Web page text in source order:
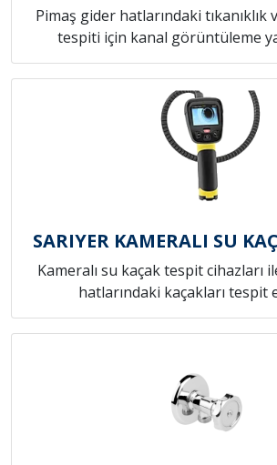
Pimaş gider hatlarındaki tıkanıklık
tespiti için kanal görüntüleme
SARIYER KAMERALI SU
Kameralı su kaçak tespit cihazları
hatlarındaki kaçakları tespit